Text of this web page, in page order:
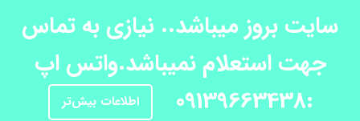
سایت بروز میباشد.. نیازی به تماس
جهت استعلام نمیباشد.واتس اپ
:09139663438
اطلاعات بیش‌تر